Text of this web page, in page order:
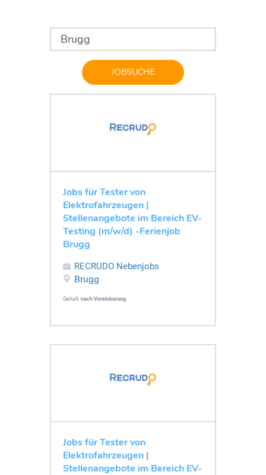
JOBSUCHE
Jobs für Tester von
Elektrofahrzeugen |
Stellenangebote im Bereich EV-
Testing (m/w/d) -Ferienjob
Brugg
RECRUDO Nebenjobs
Brugg
Gehalt: nach Vereinbarung
Jobs für Tester von
Elektrofahrzeugen |
Stellenangebote im Bereich EV-